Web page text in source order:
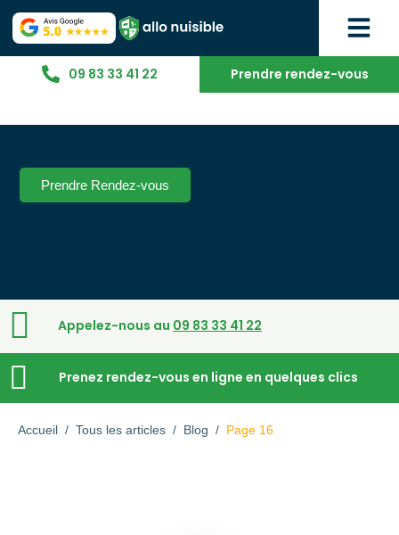
09 83 33 41 22 Prendre rendez-vous
Prendre Rendez-vous
Appelez-nous au 09 83 33 41 22
Prenez rendez-vous en ligne en quelques clics
Accueil / Tous les articles / Blog / Page 16